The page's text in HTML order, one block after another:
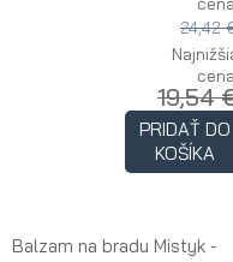
24,42
19,54
PRIDAŤ DO
KOŠÍKA
Balzam na bradu Mistyk -